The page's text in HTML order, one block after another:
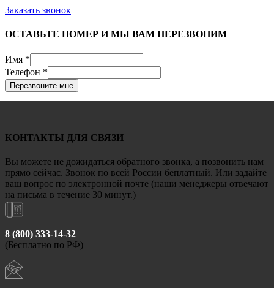
Заказать звонок
ОСТАВЬТЕ НОМЕР И МЫ ВАМ ПЕРЕЗВОНИМ
Имя *
Телефон *
Перезвоните мне
КОНТАКТЫ ДЛЯ СВЯЗИ
Вы можете не дожидаться обратного звонка, а позвонить нам
прямо сейчас. Звонок по всей России беплатный. Или задайте
ваш вопрос по электронной почте (наши менеджеры отвечают
на письма в течение 30 минут.)
8 (800) 333-14-32
(Бесплатно по РФ)